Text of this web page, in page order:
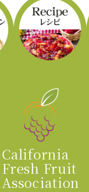
California
Fresh Fruit
Association